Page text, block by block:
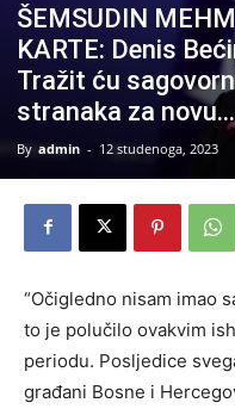
ŠEMSUDIN
KARTE: Denis
Tražit ću
stranaka za novu…
By admin - 12 studenoga, 2023
“Očigledno nisam imao
to je polučilo ovakvim
periodu. Posljedice
građani Bosne i